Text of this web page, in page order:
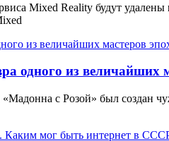
Mixed Reality будут
одного из величайших
«Мадонна с Розой» был